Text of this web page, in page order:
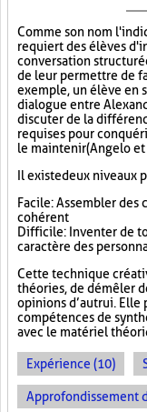
Comme son nom
requiert des élèves
conversation
de leur permettre de
exemple, un élève en
dialogue entre
discuter de la
requises pour
le maintenir (Angelo et
Il existe deux niveaux
Facile : Assembler
cohérent
Difficile : Inventer de
caractère des
Cette technique
théories, de démêler
opinions d’autrui. Elle
compétences de
avec le matériel
Expérience (10)
Approfondissement